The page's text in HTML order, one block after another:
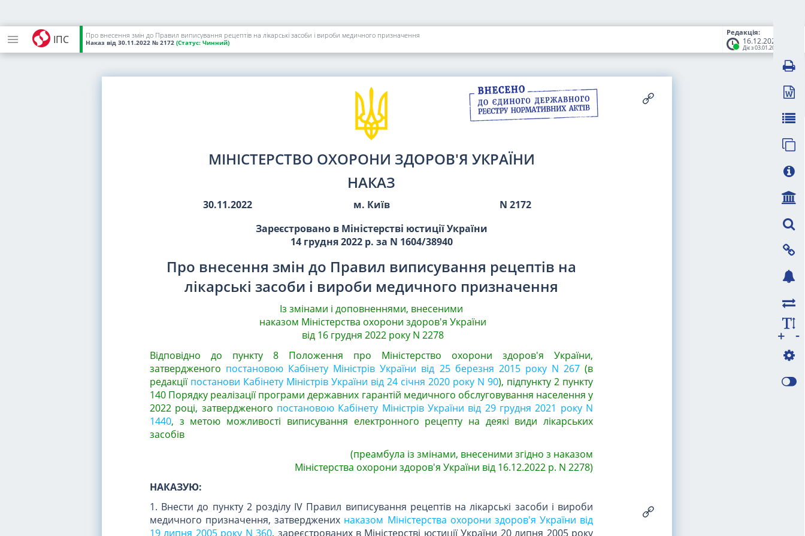
ІПС
Редакція:
16.12.2022
Діє з 03.01.2023
Про внесення змін до Правил виписування рецептів на лікарські засоби і вироби медичного призначення
Наказ від 30.11.2022 № 2172 (Статус: Чинний)
МІНІСТЕРСТВО ОХОРОНИ ЗДОРОВ'Я УКРАЇНИ
НАКАЗ
30.11.2022 м. Київ
N 2172
Зареєстровано в Міністерстві юстиції України
14 грудня 2022 р. за N 1604/38940
Про внесення змін до Правил виписування рецептів на
лікарські засоби і вироби медичного призначення
Із змінами і доповненнями, внесеними
наказом Міністерства охорони здоров'я України
від 16 грудня 2022 року N 2278
Відповідно до пункту 8 Положення про Міністерство охорони здоров'я України,
затвердженого постановою Кабінету Міністрів України від 25 березня 2015 року N 267 (в
редакції постанови Кабінету Міністрів України від 24 січня 2020 року N 90), підпункту 2 пункту
140 Порядку реалізації програми державних гарантій медичного обслуговування населення у
2022 році, затвердженого постановою Кабінету Міністрів України від 29 грудня 2021 року N
1440, з метою можливості виписування електронного рецепту на деякі види лікарських
засобів
(преамбула із змінами, внесеними згідно з наказом
Міністерства охорони здоров'я України від 16.12.2022 р. N 2278)
НАКАЗУЮ:
1. Внести до пункту 2 розділу IV Правил виписування рецептів на лікарські засоби і вироби
медичного призначення, затверджених наказом Міністерства охорони здоров'я України від
19 липня 2005 року N 360, зареєстрованих в Міністерстві юстиції України 20 липня 2005 року
-
+